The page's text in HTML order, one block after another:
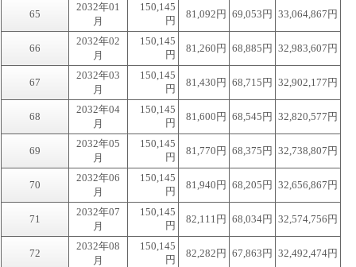
65
2032年01
月
150,145
円
81,092円 69,053円 33,064,867円
66
2032年02
月
150,145
円
81,260円 68,885円 32,983,607円
67
2032年03
月
150,145
円
81,430円 68,715円 32,902,177円
68
2032年04
月
150,145
円
81,600円 68,545円 32,820,577円
69
2032年05
月
150,145
円
81,770円 68,375円 32,738,807円
70
2032年06
月
150,145
円
81,940円 68,205円 32,656,867円
71
2032年07
月
150,145
円
82,111円 68,034円 32,574,756円
72
2032年08
月
150,145
円
82,282円 67,863円 32,492,474円